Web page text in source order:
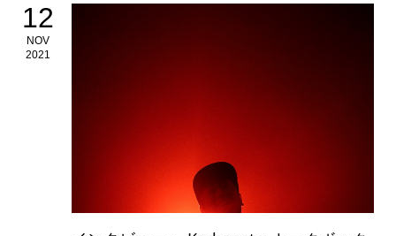
12
NOV
2021